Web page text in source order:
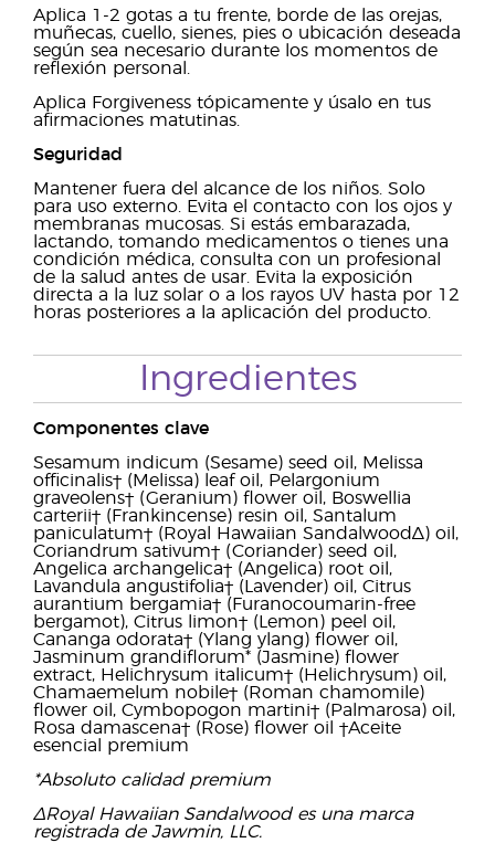
Aplica 1-2 gotas a tu frente, borde de las orejas,
muñecas, cuello, sienes, pies o ubicación deseada
según sea necesario durante los momentos de
reflexión personal.
Aplica Forgiveness tópicamente y úsalo en tus
afirmaciones matutinas.
Seguridad
Mantener fuera del alcance de los niños. Solo
para uso externo. Evita el contacto con los ojos y
membranas mucosas. Si estás embarazada,
lactando, tomando medicamentos o tienes una
condición médica, consulta con un profesional
de la salud antes de usar. Evita la exposición
directa a la luz solar o a los rayos UV hasta por 12
horas posteriores a la aplicación del producto.
Ingredientes
Componentes clave
Sesamum indicum (Sesame) seed oil, Melissa
officinalis† (Melissa) leaf oil, Pelargonium
graveolens† (Geranium) flower oil, Boswellia
carterii† (Frankincense) resin oil, Santalum
paniculatum† (Royal Hawaiian Sandalwood∆) oil,
Coriandrum sativum† (Coriander) seed oil,
Angelica archangelica† (Angelica) root oil,
Lavandula angustifolia† (Lavender) oil, Citrus
aurantium bergamia† (Furanocoumarin-free
bergamot), Citrus limon† (Lemon) peel oil,
Cananga odorata† (Ylang ylang) flower oil,
Jasminum grandiflorum* (Jasmine) flower
extract, Helichrysum italicum† (Helichrysum) oil,
Chamaemelum nobile† (Roman chamomile)
flower oil, Cymbopogon martini† (Palmarosa) oil,
Rosa damascena† (Rose) flower oil †Aceite
esencial premium
*Absoluto calidad premium
∆Royal Hawaiian Sandalwood es una marca
registrada de Jawmin, LLC.